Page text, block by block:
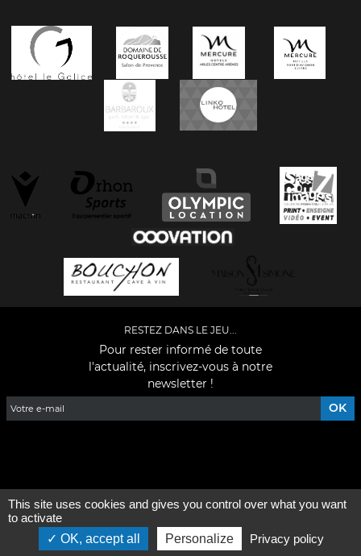
RESTEZ DANS LE JEU...
Pour rester informé de toute
l'actualité, inscrivez-vous à notre
newsletter !
©2026 - Tous droits réservés - Conception :epartenaire
This site uses cookies and gives you control over what you want
to activate
OK, accept all
Personalize Privacy policy